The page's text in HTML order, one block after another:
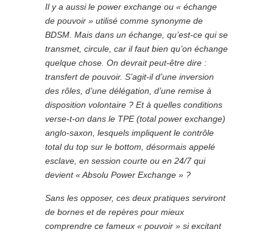
Il y a aussi le power exchange ou « échange
de pouvoir » utilisé comme synonyme de
BDSM. Mais dans un échange, qu’est-ce qui se
transmet, circule, car il faut bien qu’on échange
quelque chose. On devrait peut-être dire :
transfert de pouvoir. S’agit-il d’une inversion
des rôles, d’une délégation, d’une remise à
disposition volontaire ? Et à quelles conditions
verse-t-on dans le TPE (total power exchange)
anglo-saxon, lesquels impliquent le contrôle
total du top sur le bottom, désormais appelé
esclave, en session courte ou en 24/7 qui
devient « Absolu Power Exchange » ?
Sans les opposer, ces deux pratiques serviront
de bornes et de repères pour mieux
comprendre ce fameux « pouvoir » si excitant